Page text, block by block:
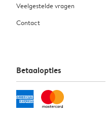
Veelgestelde vragen
Contact
Betaalopties